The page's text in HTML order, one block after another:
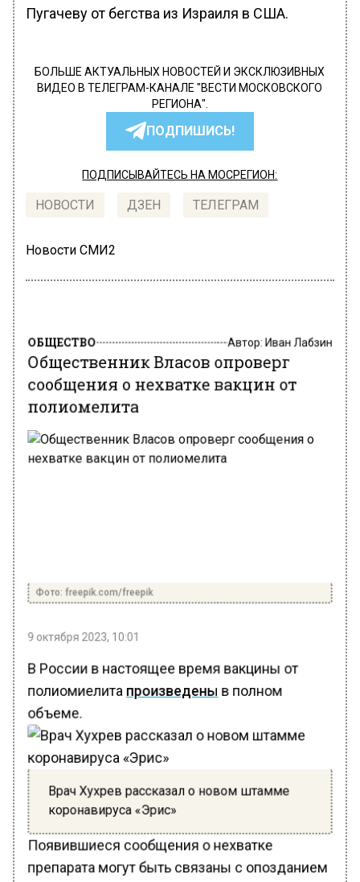
Пугачеву от бегства из Израиля в США.
БОЛЬШЕ АКТУАЛЬНЫХ НОВОСТЕЙ И ЭКСКЛЮЗИВНЫХ
ВИДЕО В ТЕЛЕГРАМ-КАНАЛЕ "ВЕСТИ МОСКОВСКОГО
РЕГИОНА".
ПОДПИШИСЬ!
ПОДПИСЫВАЙТЕСЬ НА МОСРЕГИОН:
НОВОСТИ ДЗЕН ТЕЛЕГРАМ
Новости СМИ2
ОБЩЕСТВО Иван Лабзин
Общественник Власов опроверг
сообщения о нехватке вакцин от
полиомелита
Фото: freepik.com/freepik
9 октября 2023, 10:01
В России в настоящее время вакцины от
полиомиелита произведены в полном
объеме.
Врач Хухрев рассказал о новом штамме
коронавируса «Эрис»
Появившиеся сообщения о нехватке
препарата могут быть связаны с опозданием